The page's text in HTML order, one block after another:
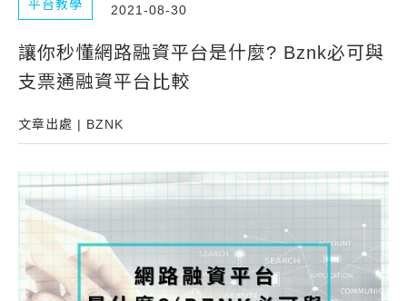
常見問題
帳款轉讓
企業專案融資
平台操作
知識專區
平台教學 2021-08-30
讓你秒懂網路融資平台是什麼? Bznk必可與
支票通融資平台比較
文章出處 | BZNK